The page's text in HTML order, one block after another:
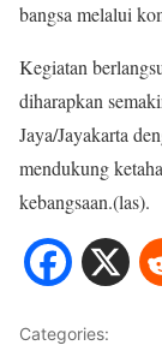
bangsa melalui
Kegiatan
diharapkan
Jaya/Jayakarta
mendukung
kebangsaan.(las).
Categories: